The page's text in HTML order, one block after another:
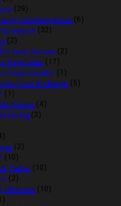
(29)
og Udredningsknive (6)
hygiejne (32)
(2)
Body Sleeves (2)
Plejemidler (17)
Plejeprodukter (1)
poser & tilbehør (5)
(1)
Bukser (4)
(2)
(2)
(10)
Tasker (10)
(2)
Mineraler (10)